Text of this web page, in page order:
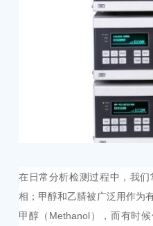
在日常分析检测过程中，我
相；甲醇和乙腈被广泛用作为
甲醇（Methanol），而有时